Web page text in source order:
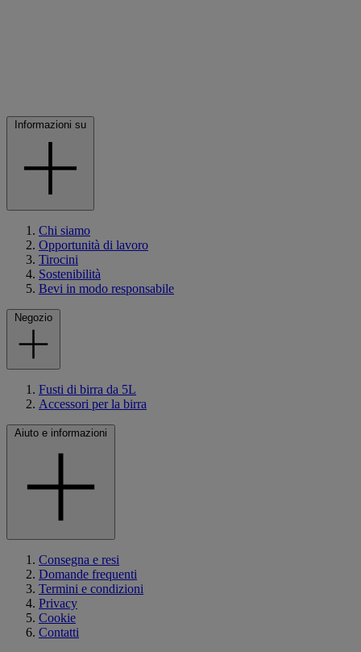
Informazioni su
Chi siamo
Opportunità di lavoro
Tirocini
Sostenibilità
Bevi in modo responsabile
Negozio
Fusti di birra da 5L
Accessori per la birra
Aiuto e informazioni
Consegna e resi
Domande frequenti
Termini e condizioni
Privacy
Cookie
Contatti